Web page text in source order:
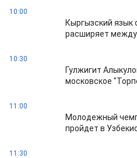
10:00
Кыргызский
расширяет
10:30
Гулжигит
московское
11:00
Молодежный
пройдет в
11:30